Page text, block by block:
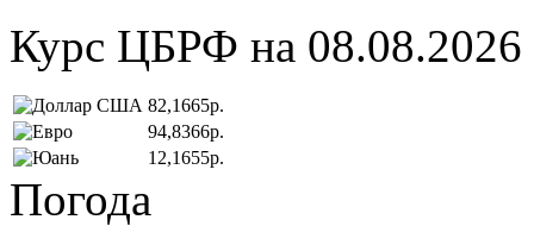
Курс ЦБРФ на 08.08.2026
82,1665р.
94,8366р.
12,1655р.
Погода